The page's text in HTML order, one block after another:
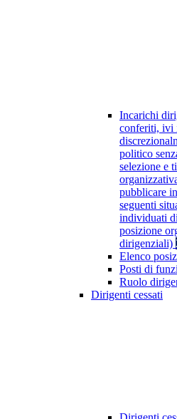
Incarichi
conferiti, ivi
politico
selezione e
pubblicare
seguenti
individuati
posizione
dirigenziali)
Elenco
Posti di
Ruolo
Dirigenti cessati